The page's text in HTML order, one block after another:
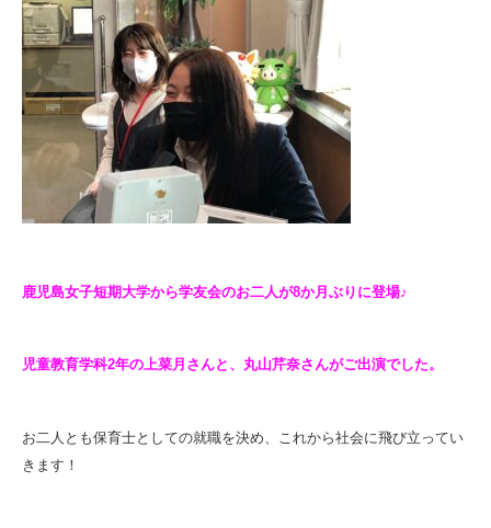
鹿児島女子短期大学から学友会のお二人が8か月ぶりに登場♪
児童教育学科2年の上菜月さんと、丸山芹奈さんがご出演でした。
お二人とも保育士としての就職を決め、これから社会に飛び立ってい
きます！